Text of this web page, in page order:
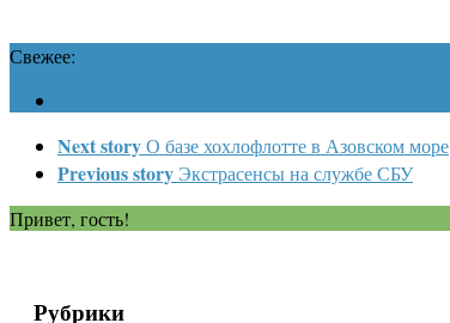
Свежее:
Next storyО базе хохлофлотте в Азовском море
Previous story Экстрасенсы на службе СБУ
Привет, гость!
Рубрики